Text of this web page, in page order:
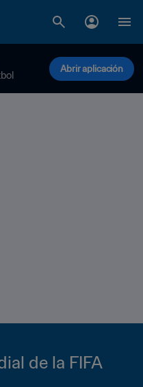
Abrir aplicación
de la FIFA